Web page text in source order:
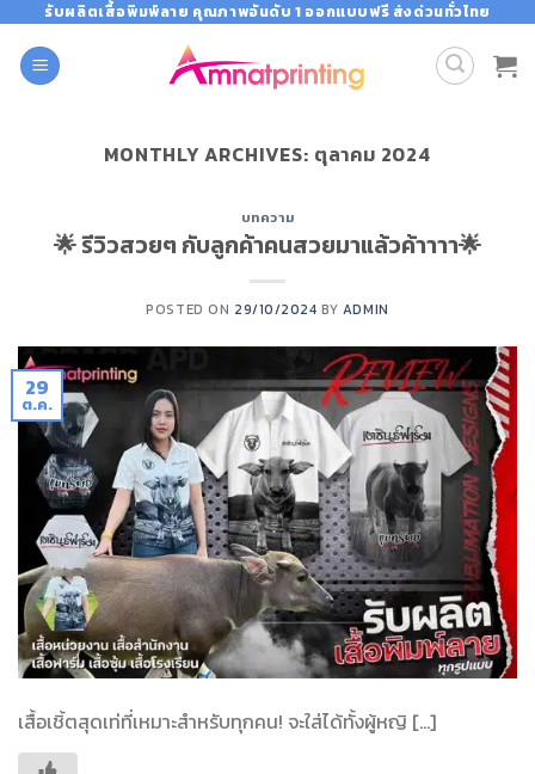
content
รับผลิตเสื้อพิมพ์ลาย คุณภาพอันดับ 1 ออกแบบฟรี ส่งด่วนทั่วไทย
MONTHLY ARCHIVES: ตุลาคม 2024
บทความ
🌟 รีวิวสวยๆ กับลูกค้าคนสวยมาแล้วค้าาาา🌟
POSTED ON 29/10/2024 BY ADMIN
29
ต.ค.
เสื้อเชิ้ตสุดเท่ที่เหมาะสำหรับทุกคน! จะใส่ได้ทั้งผู้หญิ […]